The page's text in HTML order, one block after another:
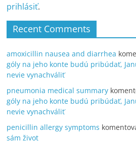
prihlásiť.
Recent Comments
amoxicillin nausea and diarrhea
góly na jeho konte budú pribúdať,
nevie vynachváliť
pneumonia medical summary
góly na jeho konte budú pribúdať,
nevie vynachváliť
penicillin allergy symptoms
sám život